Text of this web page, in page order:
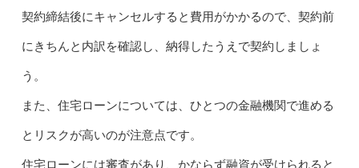
契約締結後にキャンセルすると費用がかかるので、契約前
にきちんと内訳を確認し、納得したうえで契約しましょ
う。
また、住宅ローンについては、ひとつの金融機関で進める
とリスクが高いのが注意点です。
住宅ローンには審査があり、かならず融資が受けられると